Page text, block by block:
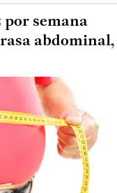
por semana
abdominal,